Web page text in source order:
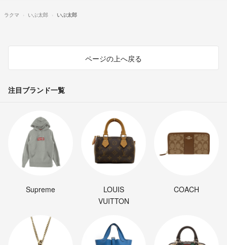
ラクマ いぶ太郎 いぶ太郎
ページの上へ戻る
注目ブランド一覧
Supreme
LOUIS
VUITTON
COACH